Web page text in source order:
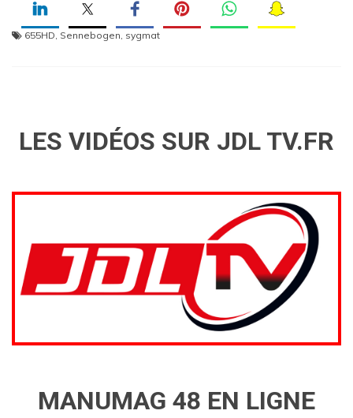
655HD, Sennebogen, sygmat
LES VIDÉOS SUR JDL TV.FR
MANUMAG 48 EN LIGNE